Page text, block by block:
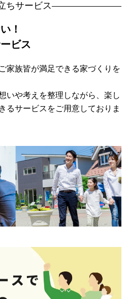
ちサービス
！
ビス
家族皆が満足できる家づくりを
いや考えを整理しながら、楽し
るサービスをご用意しておりま